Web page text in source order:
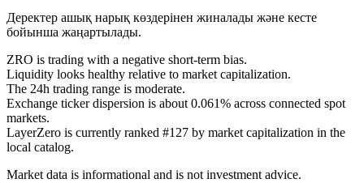
Деректер ашық нарық көздерінен жиналады және кесте
бойынша жаңартылады.
ZRO is trading with a negative short-term bias.
Liquidity looks healthy relative to market capitalization.
The 24h trading range is moderate.
Exchange ticker dispersion is about 0.061% across connected spot
markets.
LayerZero is currently ranked #127 by market capitalization in the
local catalog.
Market data is informational and is not investment advice.